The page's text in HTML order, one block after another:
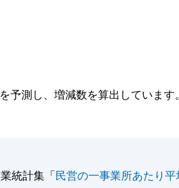
予測し、増減数を算出していま
統計集「民営の一事業所あたり